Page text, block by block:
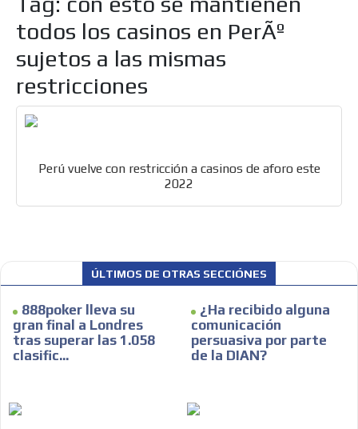
todos los casinos en PerÃº
sujetos a las mismas
restricciones
Perú vuelve con restricción a casinos de aforo este
2022
ÚLTIMOS DE OTRAS SECCIÓNES
888poker lleva su
gran final a Londres
tras superar las 1.058
clasific...
¿Ha recibido alguna
comunicación
persuasiva por parte
de la DIAN?